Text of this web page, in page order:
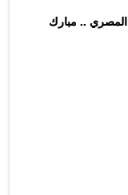
.. مبارك